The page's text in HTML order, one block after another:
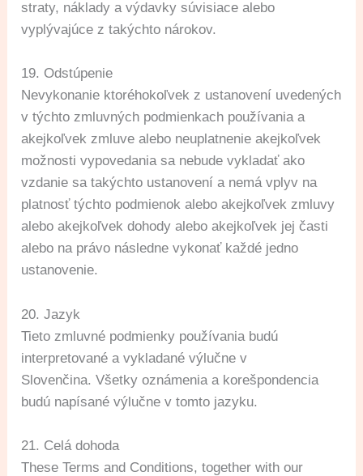
straty, náklady a výdavky súvisiace alebo
vyplývajúce z takýchto nárokov.
19. Odstúpenie
Nevykonanie ktoréhokoľvek z ustanovení uvedených
v týchto zmluvných podmienkach používania a
akejkoľvek zmluve alebo neuplatnenie akejkoľvek
možnosti vypovedania sa nebude vykladať ako
vzdanie sa takýchto ustanovení a nemá vplyv na
platnosť týchto podmienok alebo akejkoľvek zmluvy
alebo akejkoľvek dohody alebo akejkoľvek jej časti
alebo na právo následne vykonať každé jedno
ustanovenie.
20. Jazyk
Tieto zmluvné podmienky používania budú
interpretované a vykladané výlučne v
Slovenčina. Všetky oznámenia a korešpondencia
budú napísané výlučne v tomto jazyku.
21. Celá dohoda
These Terms and Conditions, together with our